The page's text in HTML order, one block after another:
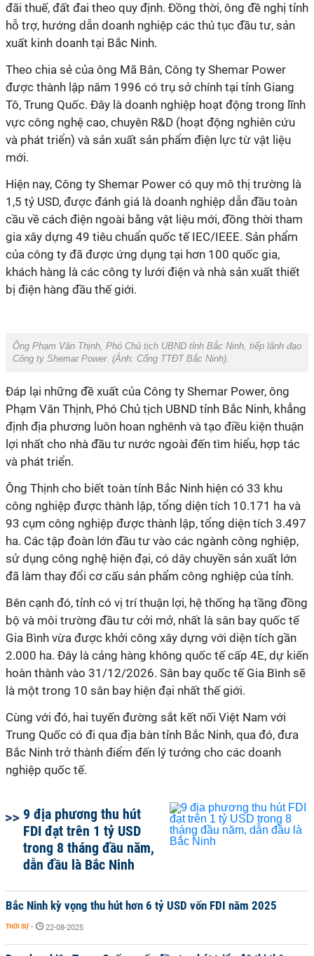
đãi thuế, đất đai theo quy định. Đồng thời, ông đề nghị tỉnh
hỗ trợ, hướng dẫn doanh nghiệp các thủ tục đầu tư, sản
xuất kinh doanh tại Bắc Ninh.
Theo chia sẻ của ông Mã Bân, Công ty Shemar Power
được thành lập năm 1996 có trụ sở chính tại tỉnh Giang
Tô, Trung Quốc. Đây là doanh nghiệp hoạt động trong lĩnh
vực công nghệ cao, chuyên R&D (hoạt động nghiên cứu
và phát triển) và sản xuất sản phẩm điện lực từ vật liệu
mới.
Hiện nay, Công ty Shemar Power có quy mô thị trường là
1,5 tỷ USD, được đánh giá là doanh nghiệp dẫn đầu toàn
cầu về cách điện ngoài bằng vật liệu mới, đồng thời tham
gia xây dựng 49 tiêu chuẩn quốc tế IEC/IEEE. Sản phẩm
của công ty đã được ứng dụng tại hơn 100 quốc gia,
khách hàng là các công ty lưới điện và nhà sản xuất thiết
bị điện hàng đầu thế giới.
Ông Phạm Văn Thịnh, Phó Chủ tịch UBND tỉnh Bắc Ninh, tiếp lãnh đạo
Công ty Shemar Power. (Ảnh: Cổng TTĐT Bắc Ninh).
Đáp lại những đề xuất của Công ty Shemar Power, ông
Phạm Văn Thịnh, Phó Chủ tịch UBND tỉnh Bắc Ninh, khẳng
định địa phương luôn hoan nghênh và tạo điều kiện thuận
lợi nhất cho nhà đầu tư nước ngoài đến tìm hiểu, hợp tác
và phát triển.
Ông Thịnh cho biết toàn tỉnh Bắc Ninh hiện có 33 khu
công nghiệp được thành lập, tổng diện tích 10.171 ha và
93 cụm công nghiệp được thành lập, tổng diện tích 3.497
ha. Các tập đoàn lớn đầu tư vào các ngành công nghiệp,
sử dụng công nghệ hiện đại, có dây chuyền sản xuất lớn
đã làm thay đổi cơ cấu sản phẩm công nghiệp của tỉnh.
Bên cạnh đó, tỉnh có vị trí thuận lợi, hệ thống hạ tầng đồng
bộ và môi trường đầu tư cởi mở, nhất là sân bay quốc tế
Gia Bình vừa được khởi công xây dựng với diện tích gần
2.000 ha. Đây là cảng hàng không quốc tế cấp 4E, dự kiến
hoàn thành vào 31/12/2026. Sân bay quốc tế Gia Bình sẽ
là một trong 10 sân bay hiện đại nhất thế giới.
Cùng với đó, hai tuyến đường sắt kết nối Việt Nam với
Trung Quốc có đi qua địa bàn tỉnh Bắc Ninh, qua đó, đưa
Bắc Ninh trở thành điểm đến lý tưởng cho các doanh
nghiệp quốc tế.
9 địa phương thu hút
FDI đạt trên 1 tỷ USD
trong 8 tháng đầu năm,
dẫn đầu là Bắc Ninh
Bắc Ninh kỳ vọng thu hút hơn 6 tỷ USD vốn FDI năm 2025
THỜI SỰ - 22-08-2025